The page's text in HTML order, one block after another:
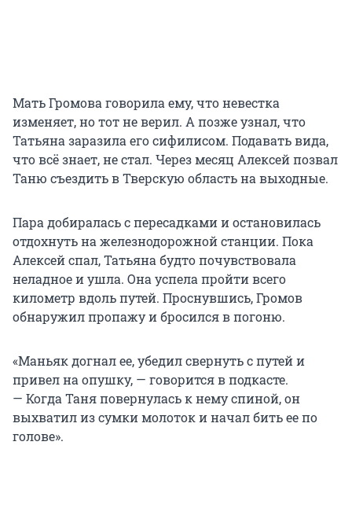
Мать Громова говорила ему, что невестка
изменяет, но тот не верил. А позже узнал, что
Татьяна заразила его сифилисом. Подавать вида,
что всё знает, не стал. Через месяц Алексей позвал
Таню съездить в Тверскую область на выходные.
Пара добиралась с пересадками и остановилась
отдохнуть на железнодорожной станции. Пока
Алексей спал, Татьяна будто почувствовала
неладное и ушла. Она успела пройти всего
километр вдоль путей. Проснувшись, Громов
обнаружил пропажу и бросился в погоню.
«Маньяк догнал ее, убедил свернуть с путей и
привел на опушку, — говорится в подкасте.
— Когда Таня повернулась к нему спиной, он
выхватил из сумки молоток и начал бить ее по
голове».